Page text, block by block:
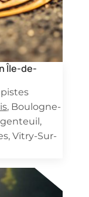
Île-de-
, Boulogne-
Vitry-Sur-